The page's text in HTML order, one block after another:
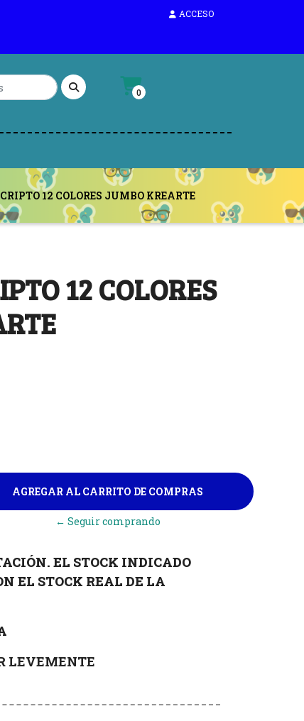
ACCESO
0
12 COLORES JUMBO KREARTE
12 COLORES
← Seguir comprando
EL STOCK INDICADO
EL STOCK REAL DE LA
LEVEMENTE